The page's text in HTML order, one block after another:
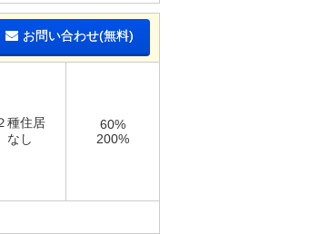
お問い合わせ(無料)
種住居
なし
60%
200%